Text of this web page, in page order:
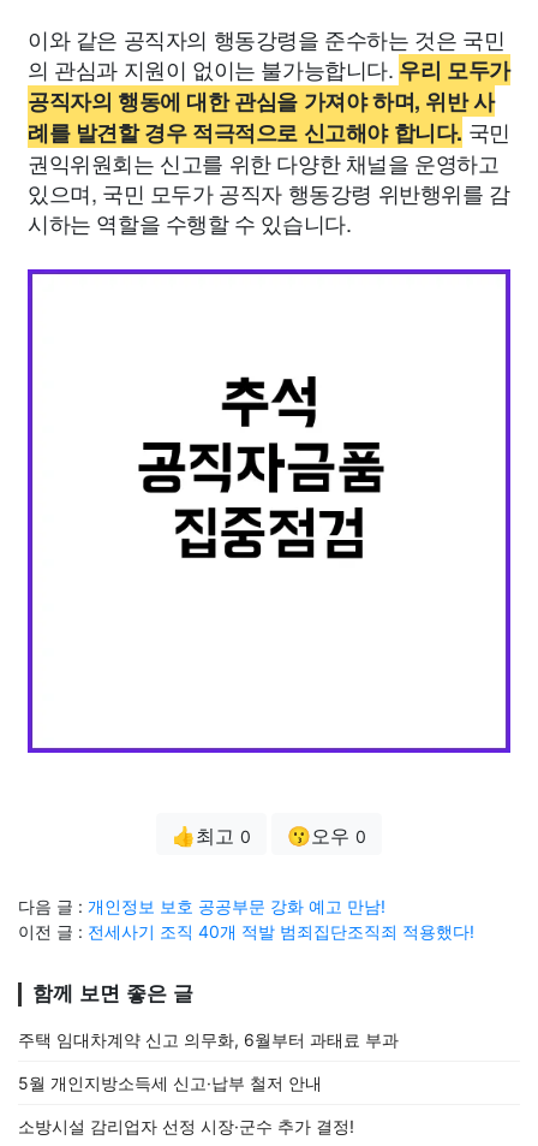
이와 같은 공직자의 행동강령을 준수하는 것은 국민
의 관심과 지원이 없이는 불가능합니다. 우리 모두가
공직자의 행동에 대한 관심을 가져야 하며, 위반 사
례를 발견할 경우 적극적으로 신고해야 합니다. 국민
권익위원회는 신고를 위한 다양한 채널을 운영하고
있으며, 국민 모두가 공직자 행동강령 위반행위를 감
시하는 역할을 수행할 수 있습니다.
👍최고 0 😗오우 0
다음 글 : 개인정보 보호 공공부문 강화 예고 만남!
이전 글 : 전세사기 조직 40개 적발 범죄집단조직죄 적용했다!
함께 보면 좋은 글
주택 임대차계약 신고 의무화, 6월부터 과태료 부과
5월 개인지방소득세 신고·납부 철저 안내
소방시설 감리업자 선정 시장·군수 추가 결정!